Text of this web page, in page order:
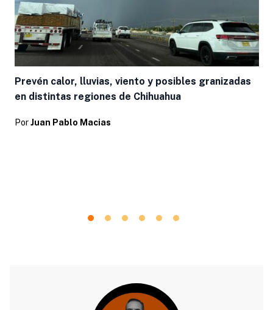
Prevén calor, lluvias, viento y posibles granizadas
en distintas regiones de Chihuahua
Por Juan Pablo Macias